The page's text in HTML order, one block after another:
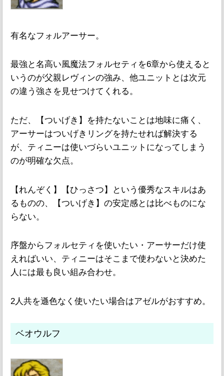
有名なフォルアーサー。
最強と名高い風魔法フォルセティを6章から使えると
いうのが父親レヴィンの強み、他ユニットとは次元
の違う強さを見せつけてくれる。
ただ、【ついげき】を持たないことは地味に痛く、
アーサーはついげきリングを持たせれば解決する
が、ティニーは使いづらいユニットになってしまう
のが明確な欠点。
【れんぞく】【ひっさつ】という優秀なスキルはあ
るものの、【ついげき】の安定感とは比べものにな
らない。
序盤からフォルセティを使いたい・アーサーだけ使
えればいい、ティニーはそこまで使わないと決めた
人には最も良い組み合わせ。
2人共を遜色なく使いたい場合はアゼルがおすすめ。
ベオウルフ